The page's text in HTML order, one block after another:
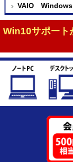
VAIO
Win10サポート